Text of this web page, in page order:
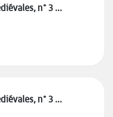
n° 3 ...
n° 3 ...